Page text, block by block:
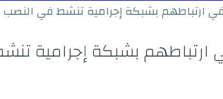
بشبكة إجرامية تنشط في النصب
بشبكة إجرامية